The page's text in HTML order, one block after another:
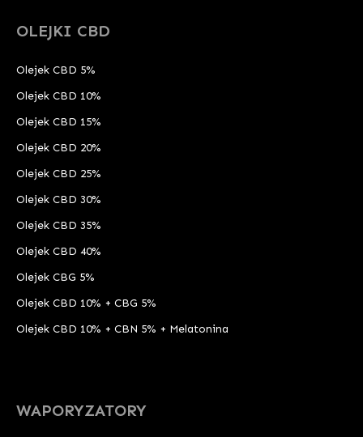
OLEJKI CBD
Olejek CBD 5%
Olejek CBD 10%
Olejek CBD 15%
Olejek CBD 20%
Olejek CBD 25%
Olejek CBD 30%
Olejek CBD 35%
Olejek CBD 40%
Olejek CBG 5%
Olejek CBD 10% + CBG 5%
Olejek CBD 10% + CBN 5% + Melatonina
WAPORYZATORY